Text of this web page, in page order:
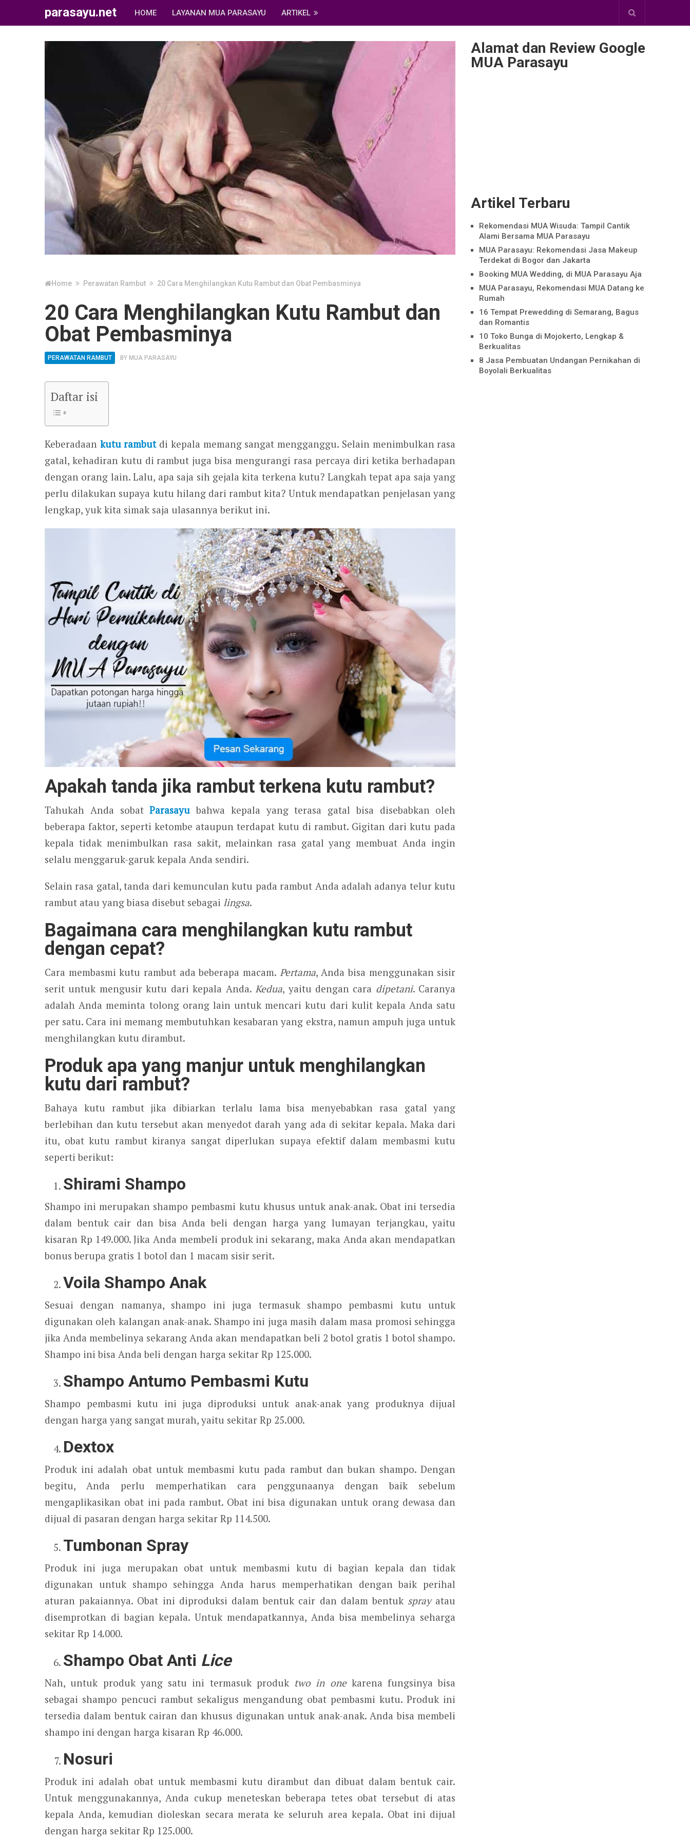
parasayu.net HOME LAYANAN MUA PARASAYU ARTIKEL
Home Perawatan Rambut 20 Cara Menghilangkan Kutu Rambut dan Obat Pembasminya
20 Cara Menghilangkan Kutu Rambut dan
Obat Pembasminya
PERAWATAN RAMBUT BY MUA PARASAYU
Daftar isi
Keberadaan kutu rambutdi kepala memang sangat mengganggu. Selain menimbulkan rasa
gatal, kehadiran kutu di rambut juga bisa mengurangi rasa percaya diri ketika berhadapan
dengan orang lain. Lalu, apa saja sih gejala kita terkena kutu? Langkah tepat apa saja yang
perlu dilakukan supaya kutu hilang dari rambut kita? Untuk mendapatkan penjelasan yang
lengkap, yuk kita simak saja ulasannya berikut ini.
Apakah tanda jika rambut terkena kutu rambut?
Tahukah Anda sobatParasayu bahwa kepala yang terasa gatal bisa disebabkan oleh
beberapa faktor, seperti ketombe ataupun terdapat kutu di rambut. Gigitan dari kutu pada
kepala tidak menimbulkan rasa sakit, melainkan rasa gatal yang membuat Anda ingin
selalu menggaruk-garuk kepala Anda sendiri.
Selain rasa gatal, tanda dari kemunculan kutu pada rambut Anda adalah adanya telur kutu
rambut atau yang biasa disebut sebagai lingsa.
Bagaimana cara menghilangkan kutu rambut
dengan cepat?
Cara membasmi kutu rambut ada beberapa macam. Pertama, Anda bisa menggunakan sisir
serit untuk mengusir kutu dari kepala Anda. Kedua, yaitu dengan cara dipetani. Caranya
adalah Anda meminta tolong orang lain untuk mencari kutu dari kulit kepala Anda satu
per satu. Cara ini memang membutuhkan kesabaran yang ekstra, namun ampuh juga untuk
menghilangkan kutu dirambut.
Produk apa yang manjur untuk menghilangkan
kutu dari rambut?
Bahaya kutu rambut jika dibiarkan terlalu lama bisa menyebabkan rasa gatal yang
berlebihan dan kutu tersebut akan menyedot darah yang ada di sekitar kepala. Maka dari
itu, obat kutu rambut kiranya sangat diperlukan supaya efektif dalam membasmi kutu
seperti berikut:
Shirami Shampo
Shampo ini merupakan shampo pembasmi kutu khusus untuk anak-anak. Obat ini tersedia
dalam bentuk cair dan bisa Anda beli dengan harga yang lumayan terjangkau, yaitu
kisaran Rp 149.000. Jika Anda membeli produk ini sekarang, maka Anda akan mendapatkan
bonus berupa gratis 1 botol dan 1 macam sisir serit.
Voila Shampo Anak
Sesuai dengan namanya, shampo ini juga termasuk shampo pembasmi kutu untuk
digunakan oleh kalangan anak-anak. Shampo ini juga masih dalam masa promosi sehingga
jika Anda membelinya sekarang Anda akan mendapatkan beli 2 botol gratis 1 botol shampo.
Shampo ini bisa Anda beli dengan harga sekitar Rp 125.000.
Shampo Antumo Pembasmi Kutu
Shampo pembasmi kutu ini juga diproduksi untuk anak-anak yang produknya dijual
dengan harga yang sangat murah, yaitu sekitar Rp 25.000.
Dextox
Produk ini adalah obat untuk membasmi kutu pada rambut dan bukan shampo. Dengan
begitu, Anda perlu memperhatikan cara penggunaanya dengan baik sebelum
mengaplikasikan obat ini pada rambut. Obat ini bisa digunakan untuk orang dewasa dan
dijual di pasaran dengan harga sekitar Rp 114.500.
Tumbonan Spray
Produk ini juga merupakan obat untuk membasmi kutu di bagian kepala dan tidak
digunakan untuk shampo sehingga Anda harus memperhatikan dengan baik perihal
aturan pakaiannya. Obat ini diproduksi dalam bentuk cair dan dalam bentuk sprayatau
disemprotkan di bagian kepala. Untuk mendapatkannya, Anda bisa membelinya seharga
sekitar Rp 14.000.
Shampo Obat Anti Lice
Nah, untuk produk yang satu ini termasuk produk two in onekarena fungsinya bisa
sebagai shampo pencuci rambut sekaligus mengandung obat pembasmi kutu. Produk ini
tersedia dalam bentuk cairan dan khusus digunakan untuk anak-anak. Anda bisa membeli
shampo ini dengan harga kisaran Rp 46.000.
Nosuri
Produk ini adalah obat untuk membasmi kutu dirambut dan dibuat dalam bentuk cair.
Untuk menggunakannya, Anda cukup meneteskan beberapa tetes obat tersebut di atas
kepala Anda, kemudian dioleskan secara merata ke seluruh area kepala. Obat ini dijual
dengan harga sekitar Rp 125.000.
Alamat dan Review Google
MUA Parasayu
Artikel Terbaru
Rekomendasi MUA Wisuda: Tampil Cantik
Alami Bersama MUA Parasayu
MUA Parasayu: Rekomendasi Jasa Makeup
Terdekat di Bogor dan Jakarta
Booking MUA Wedding, di MUA Parasayu Aja
MUA Parasayu, Rekomendasi MUA Datang ke
Rumah
16 Tempat Prewedding di Semarang, Bagus
dan Romantis
10 Toko Bunga di Mojokerto, Lengkap &
Berkualitas
8 Jasa Pembuatan Undangan Pernikahan di
Boyolali Berkualitas